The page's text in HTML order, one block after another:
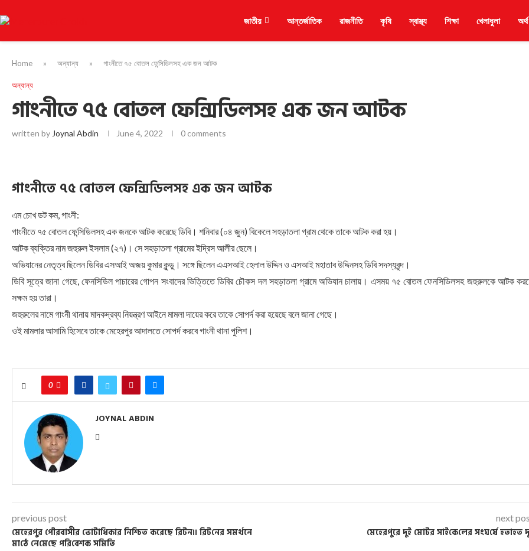
জাতীয় আন্তর্জাতিক রাজনীতি কৃষি স্বাস্থ্য শিক্ষা খেলাধুলা
Home » অন্যান্য » গাংনীতে ৭৫ বোতল ফেন্সিডিলসহ এক জন আটক
অন্যান্য
গাংনীতে ৭৫ বোতল ফেন্সিডিলসহ এক জন আটক
written by Joynal Abdin June 4, 2022 0 comments
গাংনীতে ৭৫ বোতল ফেন্সিডিলসহ এক জন আটক
এম চোখ ডট কম, গাংনী:
গাংনীতে ৭৫ বোতল ফেন্সিডিলসহ এক জনকে আটক করেছে ডিবি। শনিবার (০৪ জুন) বিকেলে সহড়াতলা গ্রাম থেকে তাকে আটক করা হয়।
আটক ব্যক্তির নাম জহুরুল ইসলাম (২৭)। সে সহড়াতলা গ্রামের ইদ্রিস আলীর ছেলে।
অভিযানের নেতৃত্ব ছিলেন ডিবির এসআই অজয় কুমার কুন্ডু। সঙ্গে ছিলেন এএসআই হেলাল উদ্দিন ও এসআই মহাতাব উদ্দিনসহ ডিবি সদস্যবৃন্দ।
ডিবি সূত্রে জানা গেছে, ফেনসিডিল পাচারের গোপন সংবাদের ভিত্তিতে ডিবির চৌকস দল সহড়াতলা গ্রামে অভিযান চালায়। এসময় ৭৫ বোতল ফেনসিডিলসহ জহুরুলকে আটক
সক্ষম হয় তারা।
জহুরুলের নামে গাংনী থানায় মাদকদ্রব্য নিয়ন্ত্রণ আইনে মামলা দায়ের করে তাকে সোপর্দ করা হয়েছে বলে জানা গেছে।
ওই মামলার আসামি হিসেবে তাকে মেহেরপুর আদালতে সোপর্দ করবে গাংনী থানা পুলিশ।
0
JOYNAL ABDIN
previous post
মেহেরপুর পৌরবাসীর ভোটাধিকার নিশ্চিত করেছে রিটন।। রিট‌নের সমর্থনে
মা‌ঠে নে‌মে‌ছে প‌রি‌বেশক স‌মি‌তি
next
মেহেরপুরে দুই মোটর সাই‌কে‌লের সংঘ‌র্ষে হতাহত